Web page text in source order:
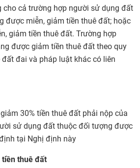
cho cả trường hợp người sử dụng đất
được miễn, giảm tiền thuê đất; hoặc
giảm tiền thuê đất. Trường hợp
được giảm tiền thuê đất theo quy
đai và pháp luật khác có liên
30% tiền thuê đất phải nộp của
sử dụng đất thuộc đối tượng được
tại Nghị định này
tiền thuê đất